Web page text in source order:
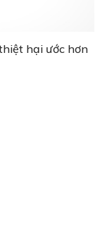
hại ước hơn